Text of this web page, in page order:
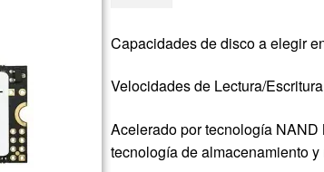
Capacidades de disco a elegir
Velocidades de Lectura/
Acelerado por tecnología
tecnología de almacenamiento y